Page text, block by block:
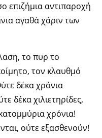
επιζήμια αντιπαροχή
αγαθά χάριν των
το πυρ το
τον κλαυθμό
δέκα χρόνια
δέκα χιλιετηρίδες,
χρόνια!
ούτε εξασθενούν!